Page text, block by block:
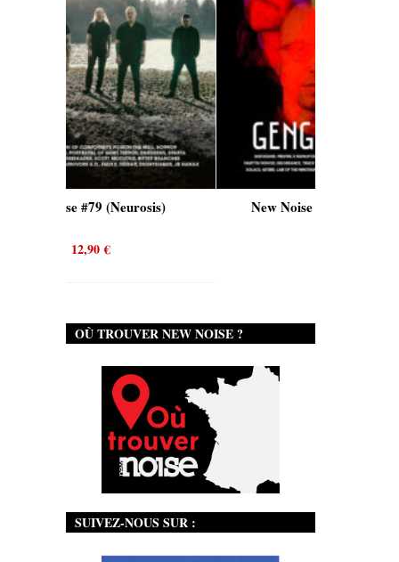
(Neurosis) New Noise #80 (Genghis Tron)
OÙ TROUVER NEW NOISE ?
SUIVEZ-NOUS SUR :